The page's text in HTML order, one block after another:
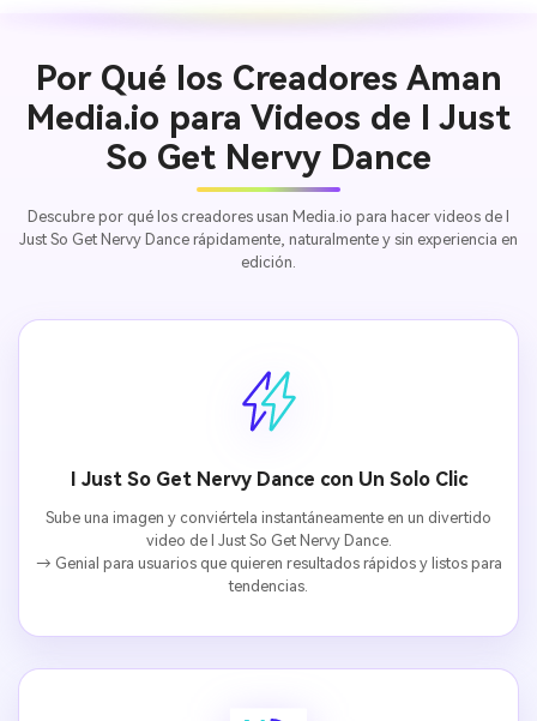
Por Qué los Creadores Aman
Media.io para Videos de I Just
So Get Nervy Dance
Descubre por qué los creadores usan Media.io para hacer videos de I
Just So Get Nervy Dance rápidamente, naturalmente y sin experiencia en
edición.
I Just So Get Nervy Dance con Un Solo Clic
Sube una imagen y conviértela instantáneamente en un divertido
video de I Just So Get Nervy Dance.
→ Genial para usuarios que quieren resultados rápidos y listos para
tendencias.